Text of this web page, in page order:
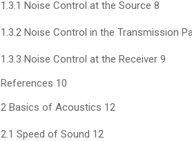
1.3.1 Noise Control at the Source 8
1.3.2 Noise Control in the Transmission
1.3.3 Noise Control at the Receiver 9
References 10
2 Basics of Acoustics 12
2.1 Speed of Sound 12